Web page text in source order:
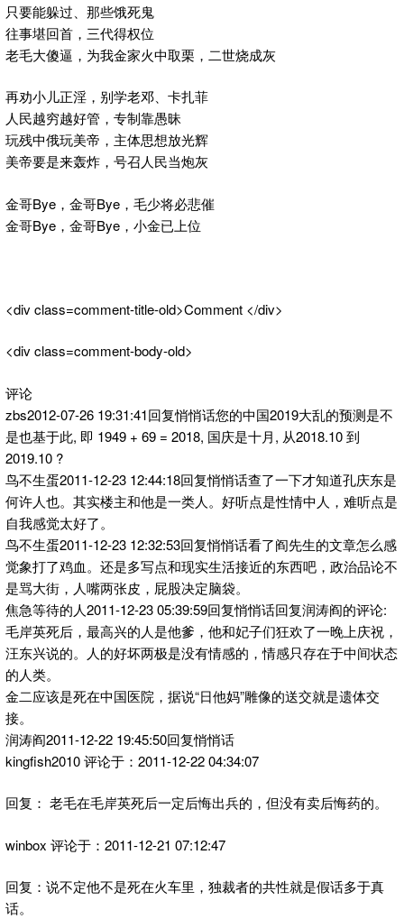
只要能躲过、那些饿死鬼
往事堪回首，三代得权位
老毛大傻逼，为我金家火中取栗，二世烧成灰
再劝小儿正淫，别学老邓、卡扎菲
人民越穷越好管，专制靠愚昧
玩残中俄玩美帝，主体思想放光辉
美帝要是来轰炸，号召人民当炮灰
金哥Bye，金哥Bye，毛少将必悲催
金哥Bye，金哥Bye，小金已上位
<div class=comment-title-old>Comment </div>
<div class=comment-body-old>
评论
zbs2012-07-26 19:31:41回复悄悄话您的中国2019大乱的预测是不
是也基于此, 即 1949 + 69 = 2018, 国庆是十月, 从2018.10 到
2019.10 ?
鸟不生蛋2011-12-23 12:44:18回复悄悄话查了一下才知道孔庆东是
何许人也。其实楼主和他是一类人。好听点是性情中人，难听点是
自我感觉太好了。
鸟不生蛋2011-12-23 12:32:53回复悄悄话看了阎先生的文章怎么感
觉象打了鸡血。还是多写点和现实生活接近的东西吧，政治品论不
是骂大街，人嘴两张皮，屁股决定脑袋。
焦急等待的人2011-12-23 05:39:59回复悄悄话回复润涛阎的评论:
毛岸英死后，最高兴的人是他爹，他和妃子们狂欢了一晚上庆祝，
汪东兴说的。人的好坏两极是没有情感的，情感只存在于中间状态
的人类。
金二应该是死在中国医院，据说“日他妈”雕像的送交就是遗体交
接。
润涛阎2011-12-22 19:45:50回复悄悄话
kingfish2010 评论于：2011-12-22 04:34:07
回复： 老毛在毛岸英死后一定后悔出兵的，但没有卖后悔药的。
winbox 评论于：2011-12-21 07:12:47
回复：说不定他不是死在火车里，独裁者的共性就是假话多于真
话。